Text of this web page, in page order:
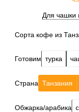
Для чашки
Сорта кофе из
Готовим турка
Страна Танзания
Обжарка/арабика